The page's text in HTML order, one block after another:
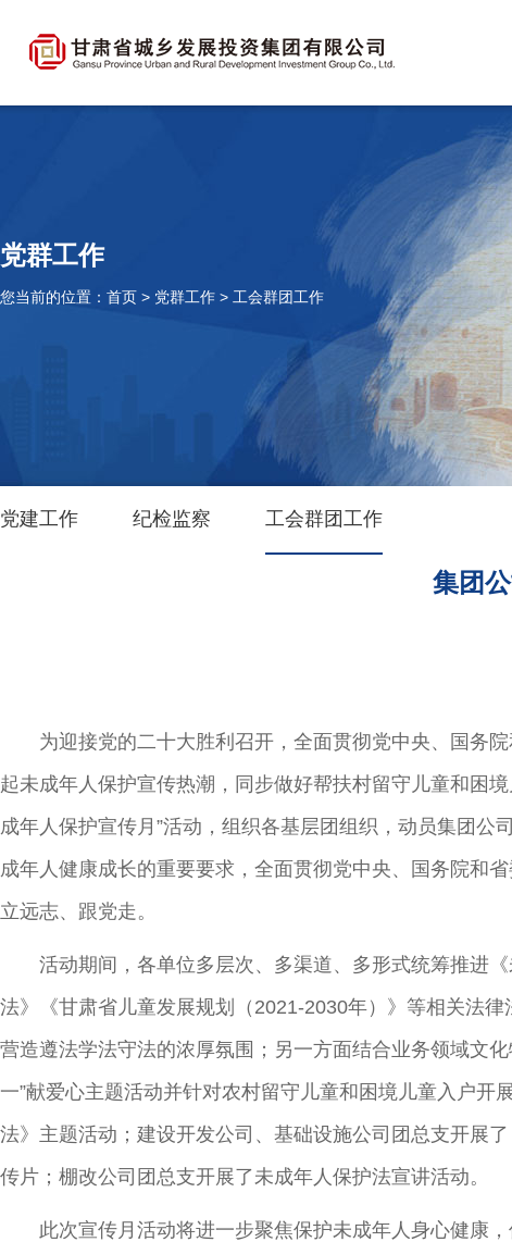
党群工作
您当前的位置： 首页 > 党群工作 > 工会群团工作
党建工作 纪检监察 工会群团工作
集团
为迎接党的二十大胜利召开，全面贯彻党中央、国务
起未成年人保护宣传热潮，同步做好帮扶村留守儿童和困
成年人保护宣传月”活动，组织各基层团组织，动员集团
成年人健康成长的重要要求，全面贯彻党中央、国务院和
立远志、跟党走。
活动期间，各单位多层次、多渠道、多形式统筹推进
法》《甘肃省儿童发展规划（2021-2030年）》等相关法
营造遵法学法守法的浓厚氛围；另一方面结合业务领域文
一”献爱心主题活动并针对农村留守儿童和困境儿童入户
法》主题活动；建设开发公司、基础设施公司团总支开展
传片；棚改公司团总支开展了未成年人保护法宣讲活动。
此次宣传月活动将进一步聚焦保护未成年人身心健康